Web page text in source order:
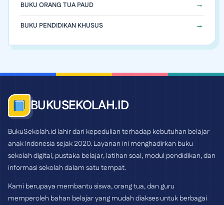
BUKU ORANG TUA PAUD
BUKU PENDIDIKAN KHUSUS
BUKUSEKOLAH.ID
BukuSekolah.id lahir dari kepedulian terhadap kebutuhan belajar
anak Indonesia sejak 2020. Layanan ini menghadirkan buku
sekolah digital, pustaka belajar, latihan soal, modul pendidikan, dan
informasi sekolah dalam satu tempat.
Kami berupaya membantu siswa, orang tua, dan guru
memperoleh bahan belajar yang mudah diakses untuk berbagai